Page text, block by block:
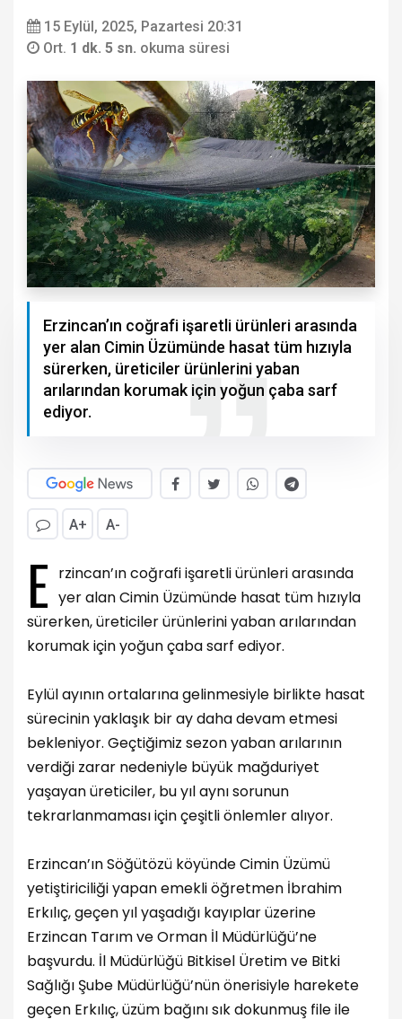
15 Eylül, 2025, Pazartesi 20:31
Ort. 1 dk. 5 sn. okuma süresi
Erzincan’ın coğrafi işaretli ürünleri arasında
yer alan Cimin Üzümünde hasat tüm hızıyla
sürerken, üreticiler ürünlerini yaban
arılarından korumak için yoğun çaba sarf
ediyor.
A+ A-
E rzincan’ın coğrafi işaretli ürünleri arasında
yer alan Cimin Üzümünde hasat tüm hızıyla
sürerken, üreticiler ürünlerini yaban arılarından
korumak için yoğun çaba sarf ediyor.
Eylül ayının ortalarına gelinmesiyle birlikte hasat
sürecinin yaklaşık bir ay daha devam etmesi
bekleniyor. Geçtiğimiz sezon yaban arılarının
verdiği zarar nedeniyle büyük mağduriyet
yaşayan üreticiler, bu yıl aynı sorunun
tekrarlanmaması için çeşitli önlemler alıyor.
Erzincan’ın Söğütözü köyünde Cimin Üzümü
yetiştiriciliği yapan emekli öğretmen İbrahim
Erkılıç, geçen yıl yaşadığı kayıplar üzerine
Erzincan Tarım ve Orman İl Müdürlüğü’ne
başvurdu. İl Müdürlüğü Bitkisel Üretim ve Bitki
Sağlığı Şube Müdürlüğü’nün önerisiyle harekete
geçen Erkılıç, üzüm bağını sık dokunmuş file ile